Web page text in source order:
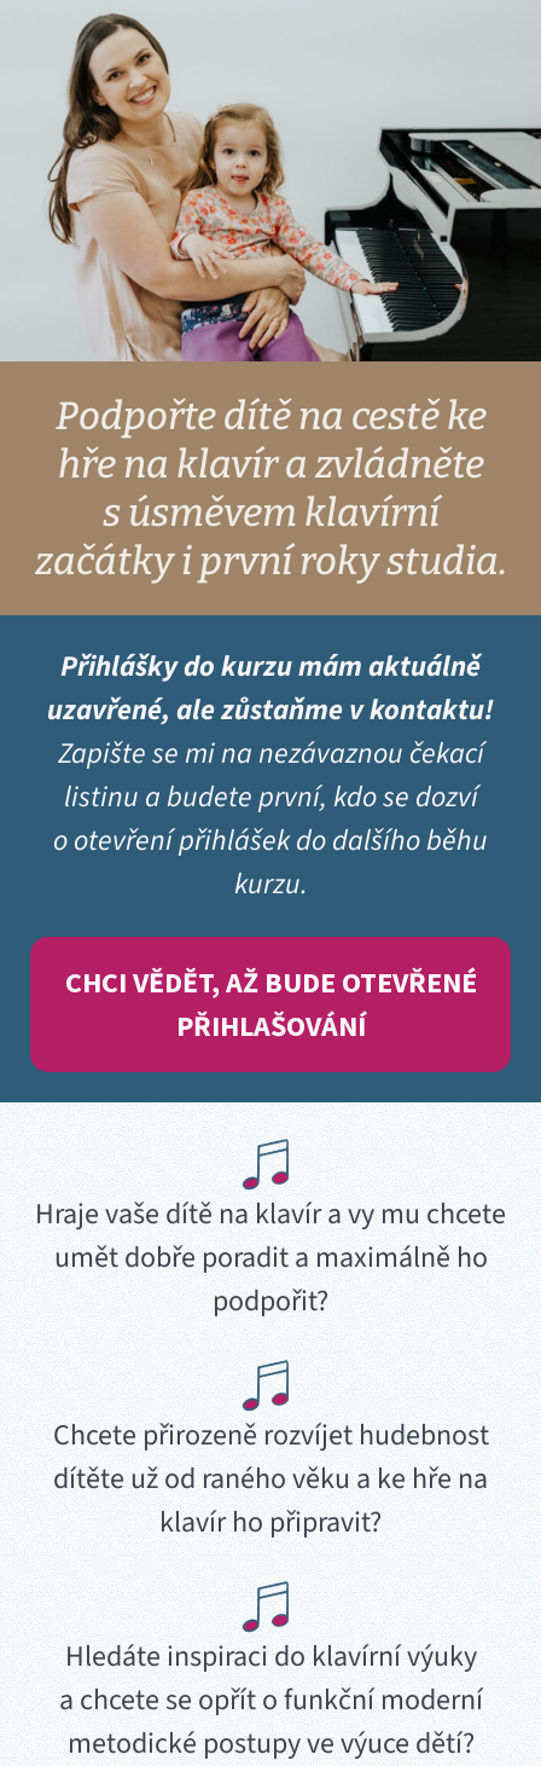
Podpořte dítě na cestě ke
hře na klavír a zvládněte
s úsměvem klavírní
začátky i první roky studia.
Přihlášky do kurzu mám aktuálně
uzavřené, ale zůstaňme v kontaktu!
Zapište se mi na nezávaznou čekací
listinu a budete první, kdo se dozví
o otevření přihlášek do dalšího běhu
kurzu.
CHCI VĚDĚT, AŽ BUDE OTEVŘENÉ
PŘIHLAŠOVÁNÍ
Hraje vaše dítě na klavír a vy mu chcete
umět dobře poradit a maximálně ho
podpořit?
Chcete přirozeně rozvíjet hudebnost
dítěte už od raného věku a ke hře na
klavír ho připravit?
Hledáte inspiraci do klavírní výuky
a chcete se opřít o funkční moderní
metodické postupy ve výuce dětí?